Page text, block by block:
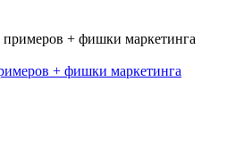
+ фишки маркетинга